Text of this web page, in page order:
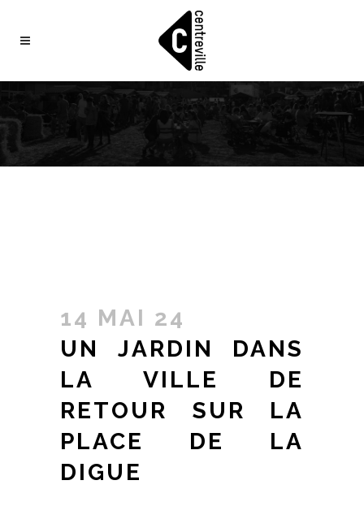
14 MAI 24
UN JARDIN DANS
LA VILLE DE
RETOUR SUR LA
PLACE DE LA
DIGUE